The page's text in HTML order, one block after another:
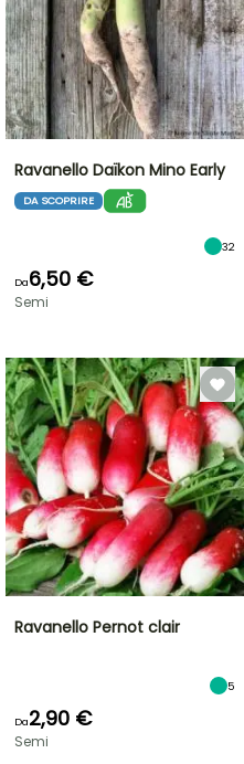
Ravanello Daïkon Mino Early
DA SCOPRIRE
32
Da6,50 €
Semi
Ravanello Pernot clair
5
Da2,90 €
Semi